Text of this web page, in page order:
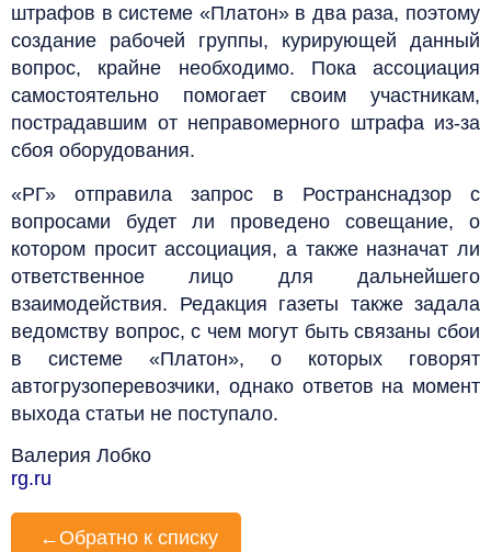
штрафов в системе «Платон» в два раза, поэтому
создание рабочей группы, курирующей данный
вопрос, крайне необходимо. Пока ассоциация
самостоятельно помогает своим участникам,
пострадавшим от неправомерного штрафа из-за
сбоя оборудования.
«РГ» отправила запрос в Ространснадзор с
вопросами будет ли проведено совещание, о
котором просит ассоциация, а также назначат ли
ответственное лицо для дальнейшего
взаимодействия. Редакция газеты также задала
ведомству вопрос, с чем могут быть связаны сбои
в системе «Платон», о которых говорят
автогрузоперевозчики, однако ответов на момент
выхода статьи не поступало.
Валерия Лобко
rg.ru
← Обратно к списку